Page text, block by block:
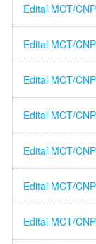
Edital MCT/
Edital MCT/
Edital MCT/
Edital MCT/
Edital MCT/
Edital MCT/
Edital MCT/